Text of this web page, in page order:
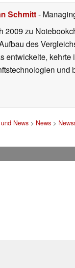
Schmitt-
2009 zu
des
entwickelte, kehrte
und
News > News >